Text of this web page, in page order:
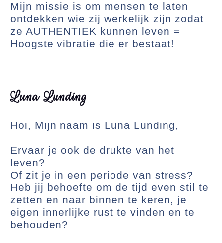
Mijn missie is om mensen te laten
ontdekken wie zij werkelijk zijn zodat
ze AUTHENTIEK kunnen leven =
Hoogste vibratie die er bestaat!
Luna Lunding
Hoi, Mijn naam is Luna Lunding,
Ervaar je ook de drukte van het
leven?
Of zit je in een periode van stress?
Heb jij behoefte om de tijd even stil te
zetten en naar binnen te keren, je
eigen innerlijke rust te vinden en te
behouden?